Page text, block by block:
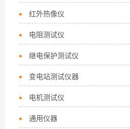
红外热像仪
电阻测试仪
继电保护测试仪
变电站测试仪器
电机测试仪
通用仪器